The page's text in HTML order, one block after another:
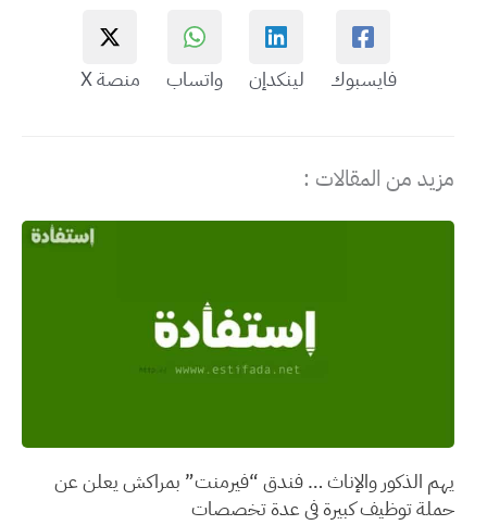
فايسبوك لينكدإن واتساب منصة X
مزيد من المقالات :
يهم الذكور والإناث … فندق “فيرمنت” بمراكش يعلن عن
حملة توظيف كبيرة في عدة تخصصات